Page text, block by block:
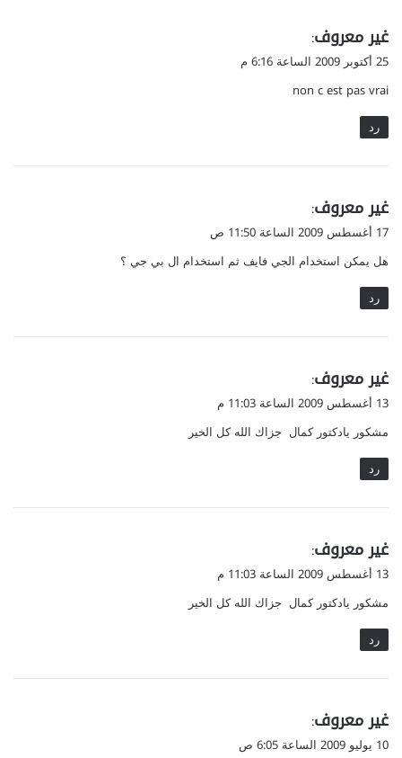
ي
ق
ل
غير معروف:
25 أكتوبر 2009 الساعة 6:16 م
non c est pas vrai
رد
ي
ق
ل
غير معروف:
17 أغسطس 2009 الساعة 11:50 ص
هل يمكن استخدام الجي فايف ثم استخدام ال بي جي ؟
رد
ي
ق
ل
غير معروف:
13 أغسطس 2009 الساعة 11:03 م
مشكور يادكتور كمال جزاك الله كل الخير
رد
ي
ق
ل
غير معروف:
13 أغسطس 2009 الساعة 11:03 م
مشكور يادكتور كمال جزاك الله كل الخير
رد
ي
ق
غير معروف:
10 يوليو 2009 الساعة 6:05 ص